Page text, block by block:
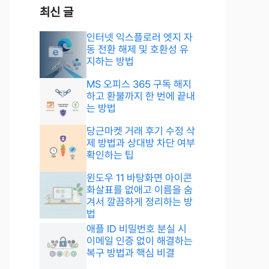
최신 글
인터넷 익스플로러 엣지 자
동 전환 해제 및 호환성 유
지하는 방법
MS 오피스 365 구독 해지
하고 환불까지 한 번에 끝내
는 방법
당근마켓 거래 후기 수정 삭
제 방법과 상대방 차단 여부
확인하는 팁
윈도우 11 바탕화면 아이콘
화살표를 없애고 이름을 숨
겨서 깔끔하게 정리하는 방
법
애플 ID 비밀번호 분실 시
이메일 인증 없이 해결하는
복구 방법과 핵심 비결